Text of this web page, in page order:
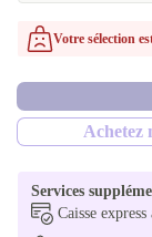
Votre sélection
Achetez
Services
Caisse